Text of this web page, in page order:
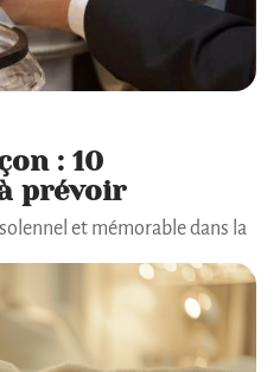
: 10
prévoir
et mémorable dans la